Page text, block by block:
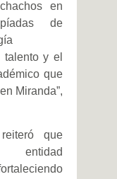
en
de
talento y el
que
Miranda”,
que
entidad